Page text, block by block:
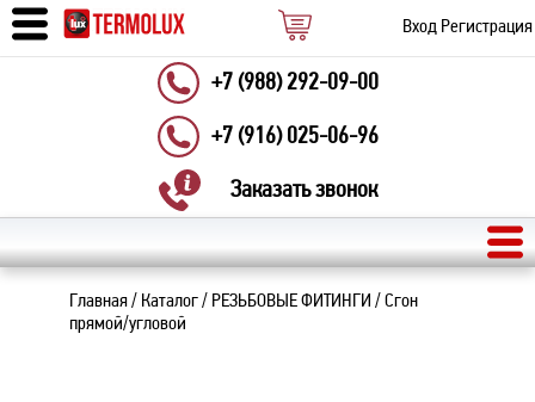
Вход Регистрация
+7 (988) 292-09-00
+7 (916) 025-06-96
Заказать звонок
Главная/ Каталог/ РЕЗЬБОВЫЕ ФИТИНГИ / Сгон
прямой/угловой